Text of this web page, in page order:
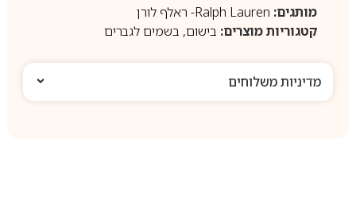
מותגים: Ralph Lauren- ראלף לורן
קטגוריות מוצרים: בישום, בשמים לגברים
מדיניות משלוחים